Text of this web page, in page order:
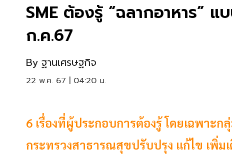
SME ต้องรู้ “ฉลากอาหาร”
ก.ค.67
By ฐานเศรษฐกิจ
22 พ.ค. 67 | 04:20 น.
6 เรื่องที่ผู้ประกอบการต้องรู้ โดยเฉพาะ
กระทรวงสาธารณสุขปรับปรุง แก้ไข เพิ่ม